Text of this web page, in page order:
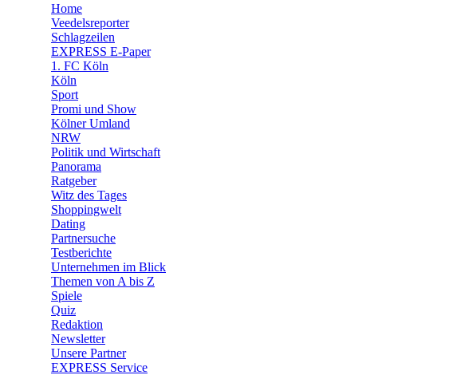
🛒 Shoppingwelt
🧩 Spiele
Home
Veedelsreporter
Schlagzeilen
EXPRESS E-Paper
1. FC Köln
Köln
Sport
Promi und Show
Kölner Umland
NRW
Politik und Wirtschaft
Panorama
Ratgeber
Witz des Tages
Shoppingwelt
Dating
Partnersuche
Testberichte
Unternehmen im Blick
Themen von A bis Z
Spiele
Quiz
Redaktion
Newsletter
Unsere Partner
EXPRESS Service